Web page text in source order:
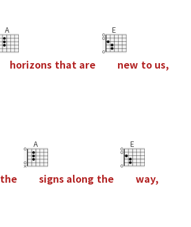
A
horizons that are
E
new to us,
the
A
signs along the
E
way,